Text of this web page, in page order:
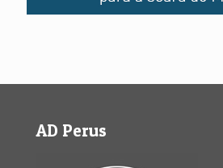
AD Perus